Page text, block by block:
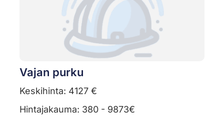
Vajan purku
Keskihinta: 4127 €
Hintajakauma: 380 - 9873€